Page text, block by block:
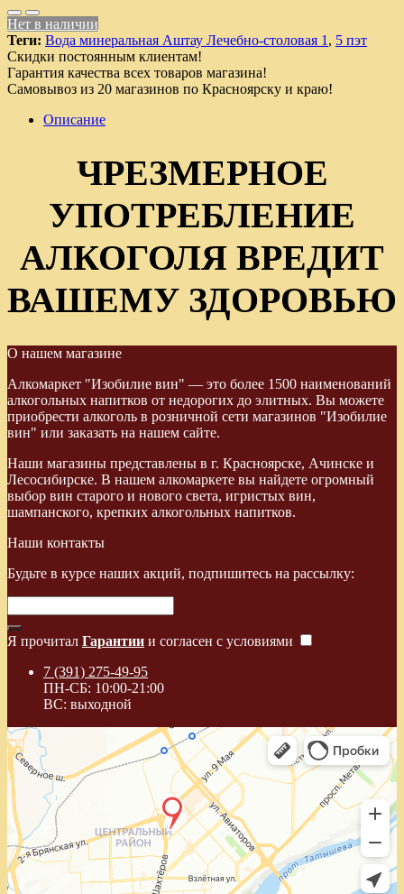
Нет в наличии
Теги: Вода минеральная Аштау Лечебно-столовая 1 , 5 пэт
Скидки постоянным клиентам!
Гарантия качества всех товаров магазина!
Самовывоз из 20 магазинов по Красноярску и краю!
Описание
ЧРЕЗМЕРНОЕ
УПОТРЕБЛЕНИЕ
АЛКОГОЛЯ ВРЕДИТ
ВАШЕМУ ЗДОРОВЬЮ
О нашем магазине
Алкомаркет "Изобилие вин" — это более 1500 наименований
алкогольных напитков от недорогих до элитных. Вы можете
приобрести алкоголь в розничной сети магазинов "Изобилие
вин" или заказать на нашем сайте.
Наши магазины представлены в г. Красноярске, Ачинске и
Лесосибирске. В нашем алкомаркете вы найдете огромный
выбор вин старого и нового света, игристых вин,
шампанского, крепких алкогольных напитков.
Наши контакты
Будьте в курсе наших акций, подпишитесь на рассылку:
Я прочитал Гарантии и согласен с условиями
7 (391) 275-49-95
ПН-СБ: 10:00-21:00
ВС: выходной